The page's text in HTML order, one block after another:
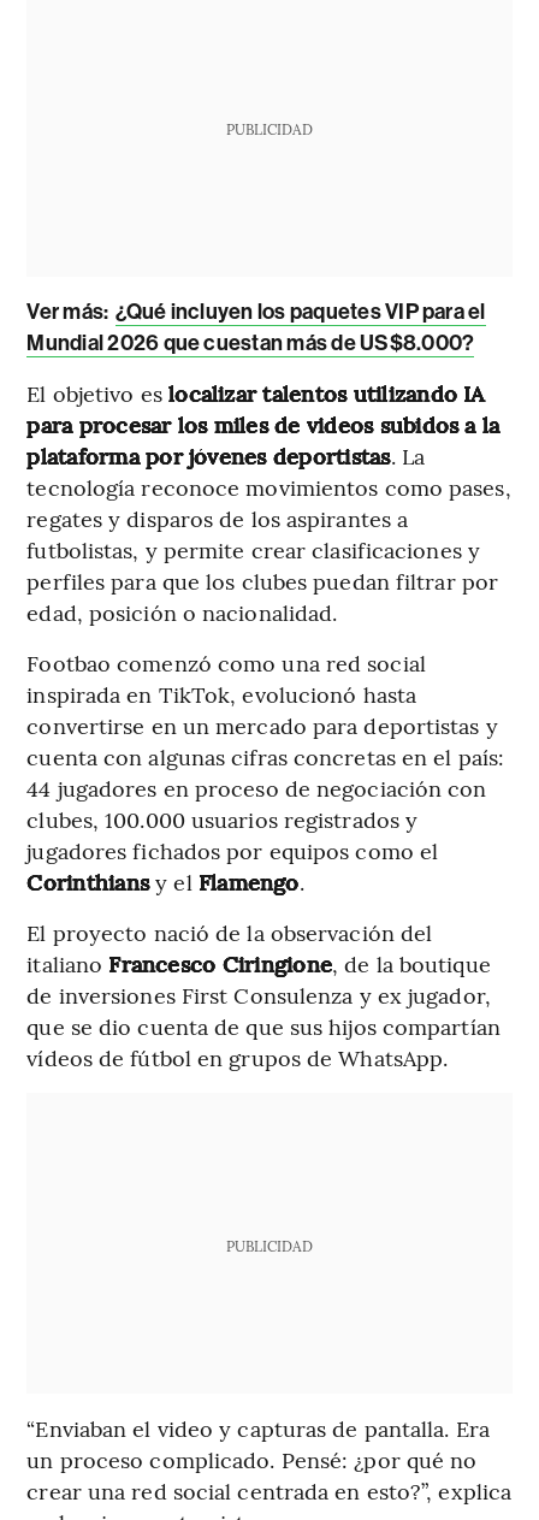
PUBLICIDAD
Ver más: ¿Qué incluyen los paquetes VIP para el
Mundial 2026 que cuestan más de US$8.000?
El objetivo eslocalizar talentos utilizando IA
para procesar los miles de videos subidos a la
plataforma por jóvenes deportistas. La
tecnología reconoce movimientos como pases,
regates y disparos de los aspirantes a
futbolistas, y permite crear clasificaciones y
perfiles para que los clubes puedan filtrar por
edad, posición o nacionalidad.
Footbao comenzó como una red social
inspirada en TikTok, evolucionó hasta
convertirse en un mercado para deportistas y
cuenta con algunas cifras concretas en el país:
44 jugadores en proceso de negociación con
clubes, 100.000 usuarios registrados y
jugadores fichados por equipos como el
Corinthiansy el Flamengo.
El proyecto nació de la observación del
italiano Francesco Ciringione, de la boutique
de inversiones First Consulenza y ex jugador,
que se dio cuenta de que sus hijos compartían
vídeos de fútbol en grupos de WhatsApp.
PUBLICIDAD
“Enviaban el video y capturas de pantalla. Era
un proceso complicado. Pensé: ¿por qué no
crear una red social centrada en esto?”, explica